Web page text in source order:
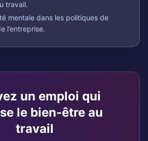
travail.
mentale dans les politiques de
l’entreprise.
un emploi qui
le bien-être au
travail